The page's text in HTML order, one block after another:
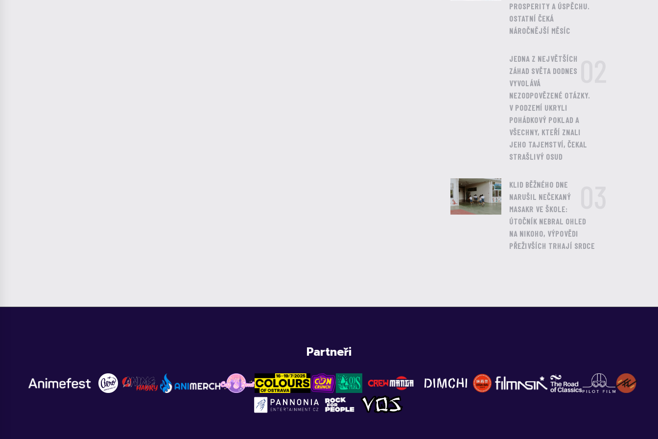
PROSPERITY A ÚSPĚCHU.
OSTATNÍ ČEKÁ
NÁROČNĚJŠÍ MĚSÍC
JEDNA Z NEJVĚTŠÍCH
ZÁHAD SVĚTA DODNES
VYVOLÁVÁ
NEZODPOVĚZENÉ OTÁZKY.
V PODZEMÍ UKRYLI
POHÁDKOVÝ POKLAD A
VŠECHNY, KTEŘÍ ZNALI
JEHO TAJEMSTVÍ, ČEKAL
STRAŠLIVÝ OSUD
KLID BĚŽNÉHO DNE
NARUŠIL NEČEKANÝ
MASAKR VE ŠKOLE:
ÚTOČNÍK NEBRAL OHLED
NA NIKOHO, VÝPOVĚDI
PŘEŽIVŠÍCH TRHAJÍ SRDCE
Partneři